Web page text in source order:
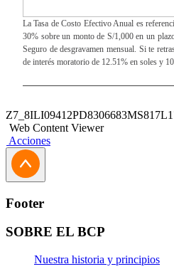
La Tasa de Costo Efectivo Anual es
30% sobre un monto de S/1,000 en un
Seguro de desgravamen mensual. Si te
de interés moratorio de 12.51% en soles y
Web Content Viewer
Acciones
Footer
SOBRE EL BCP
Nuestra historia y principios